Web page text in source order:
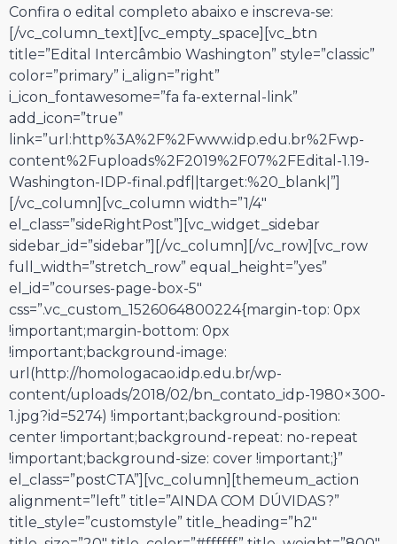
Confira o edital completo abaixo e inscreva-se:
[/vc_column_text][vc_empty_space][vc_btn
title=”Edital Intercâmbio Washington” style=”classic”
color=”primary” i_align=”right”
i_icon_fontawesome=”fa fa-external-link”
add_icon=”true”
link=”url:http%3A%2F%2Fwww.idp.edu.br%2Fwp-
content%2Fuploads%2F2019%2F07%2FEdital-1.19-
Washington-IDP-final.pdf||target:%20_blank|”]
[/vc_column][vc_column width=”1/4″
el_class=”sideRightPost”][vc_widget_sidebar
sidebar_id=”sidebar”][/vc_column][/vc_row][vc_row
full_width=”stretch_row” equal_height=”yes”
el_id=”courses-page-box-5″
css=”.vc_custom_1526064800224{margin-top: 0px
!important;margin-bottom: 0px
!important;background-image:
url(http://homologacao.idp.edu.br/wp-
content/uploads/2018/02/bn_contato_idp-1980×300-
1.jpg?id=5274) !important;background-position:
center !important;background-repeat: no-repeat
!important;background-size: cover !important;}”
el_class=”postCTA”][vc_column][themeum_action
alignment=”left” title=”AINDA COM DÚVIDAS?”
title_style=”customstyle” title_heading=”h2″